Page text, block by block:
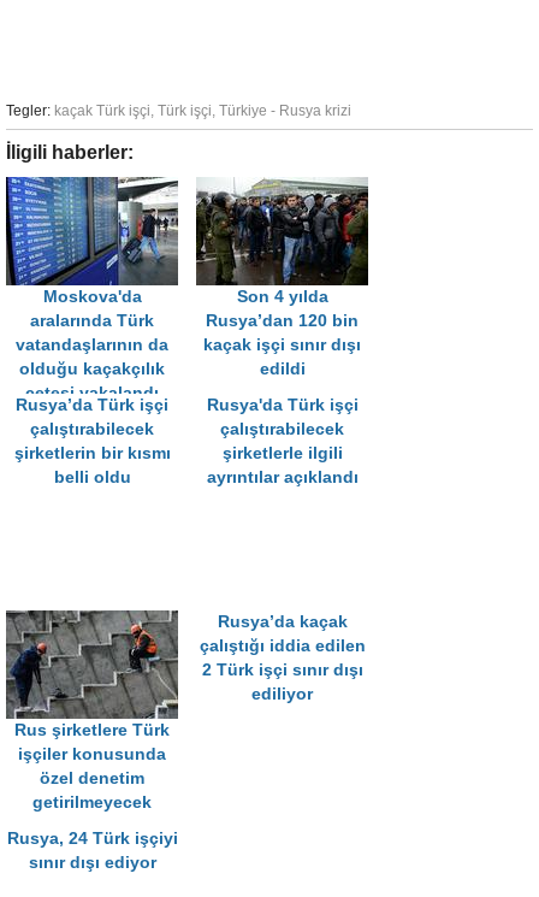
Tegler: kaçak Türk işçi, Türk işçi, Türkiye - Rusya krizi
İligili haberler:
Moskova'da
aralarında Türk
vatandaşlarının da
olduğu kaçakçılık
çetesi yakalandı
Son 4 yılda
Rusya’dan 120 bin
kaçak işçi sınır dışı
edildi
Rusya’da Türk işçi
çalıştırabilecek
şirketlerin bir kısmı
belli oldu
Rusya'da Türk işçi
çalıştırabilecek
şirketlerle ilgili
ayrıntılar açıklandı
Rus şirketlere Türk
işçiler konusunda
özel denetim
getirilmeyecek
Rusya’da kaçak
çalıştığı iddia edilen
2 Türk işçi sınır dışı
ediliyor
Rusya, 24 Türk işçiyi
sınır dışı ediyor